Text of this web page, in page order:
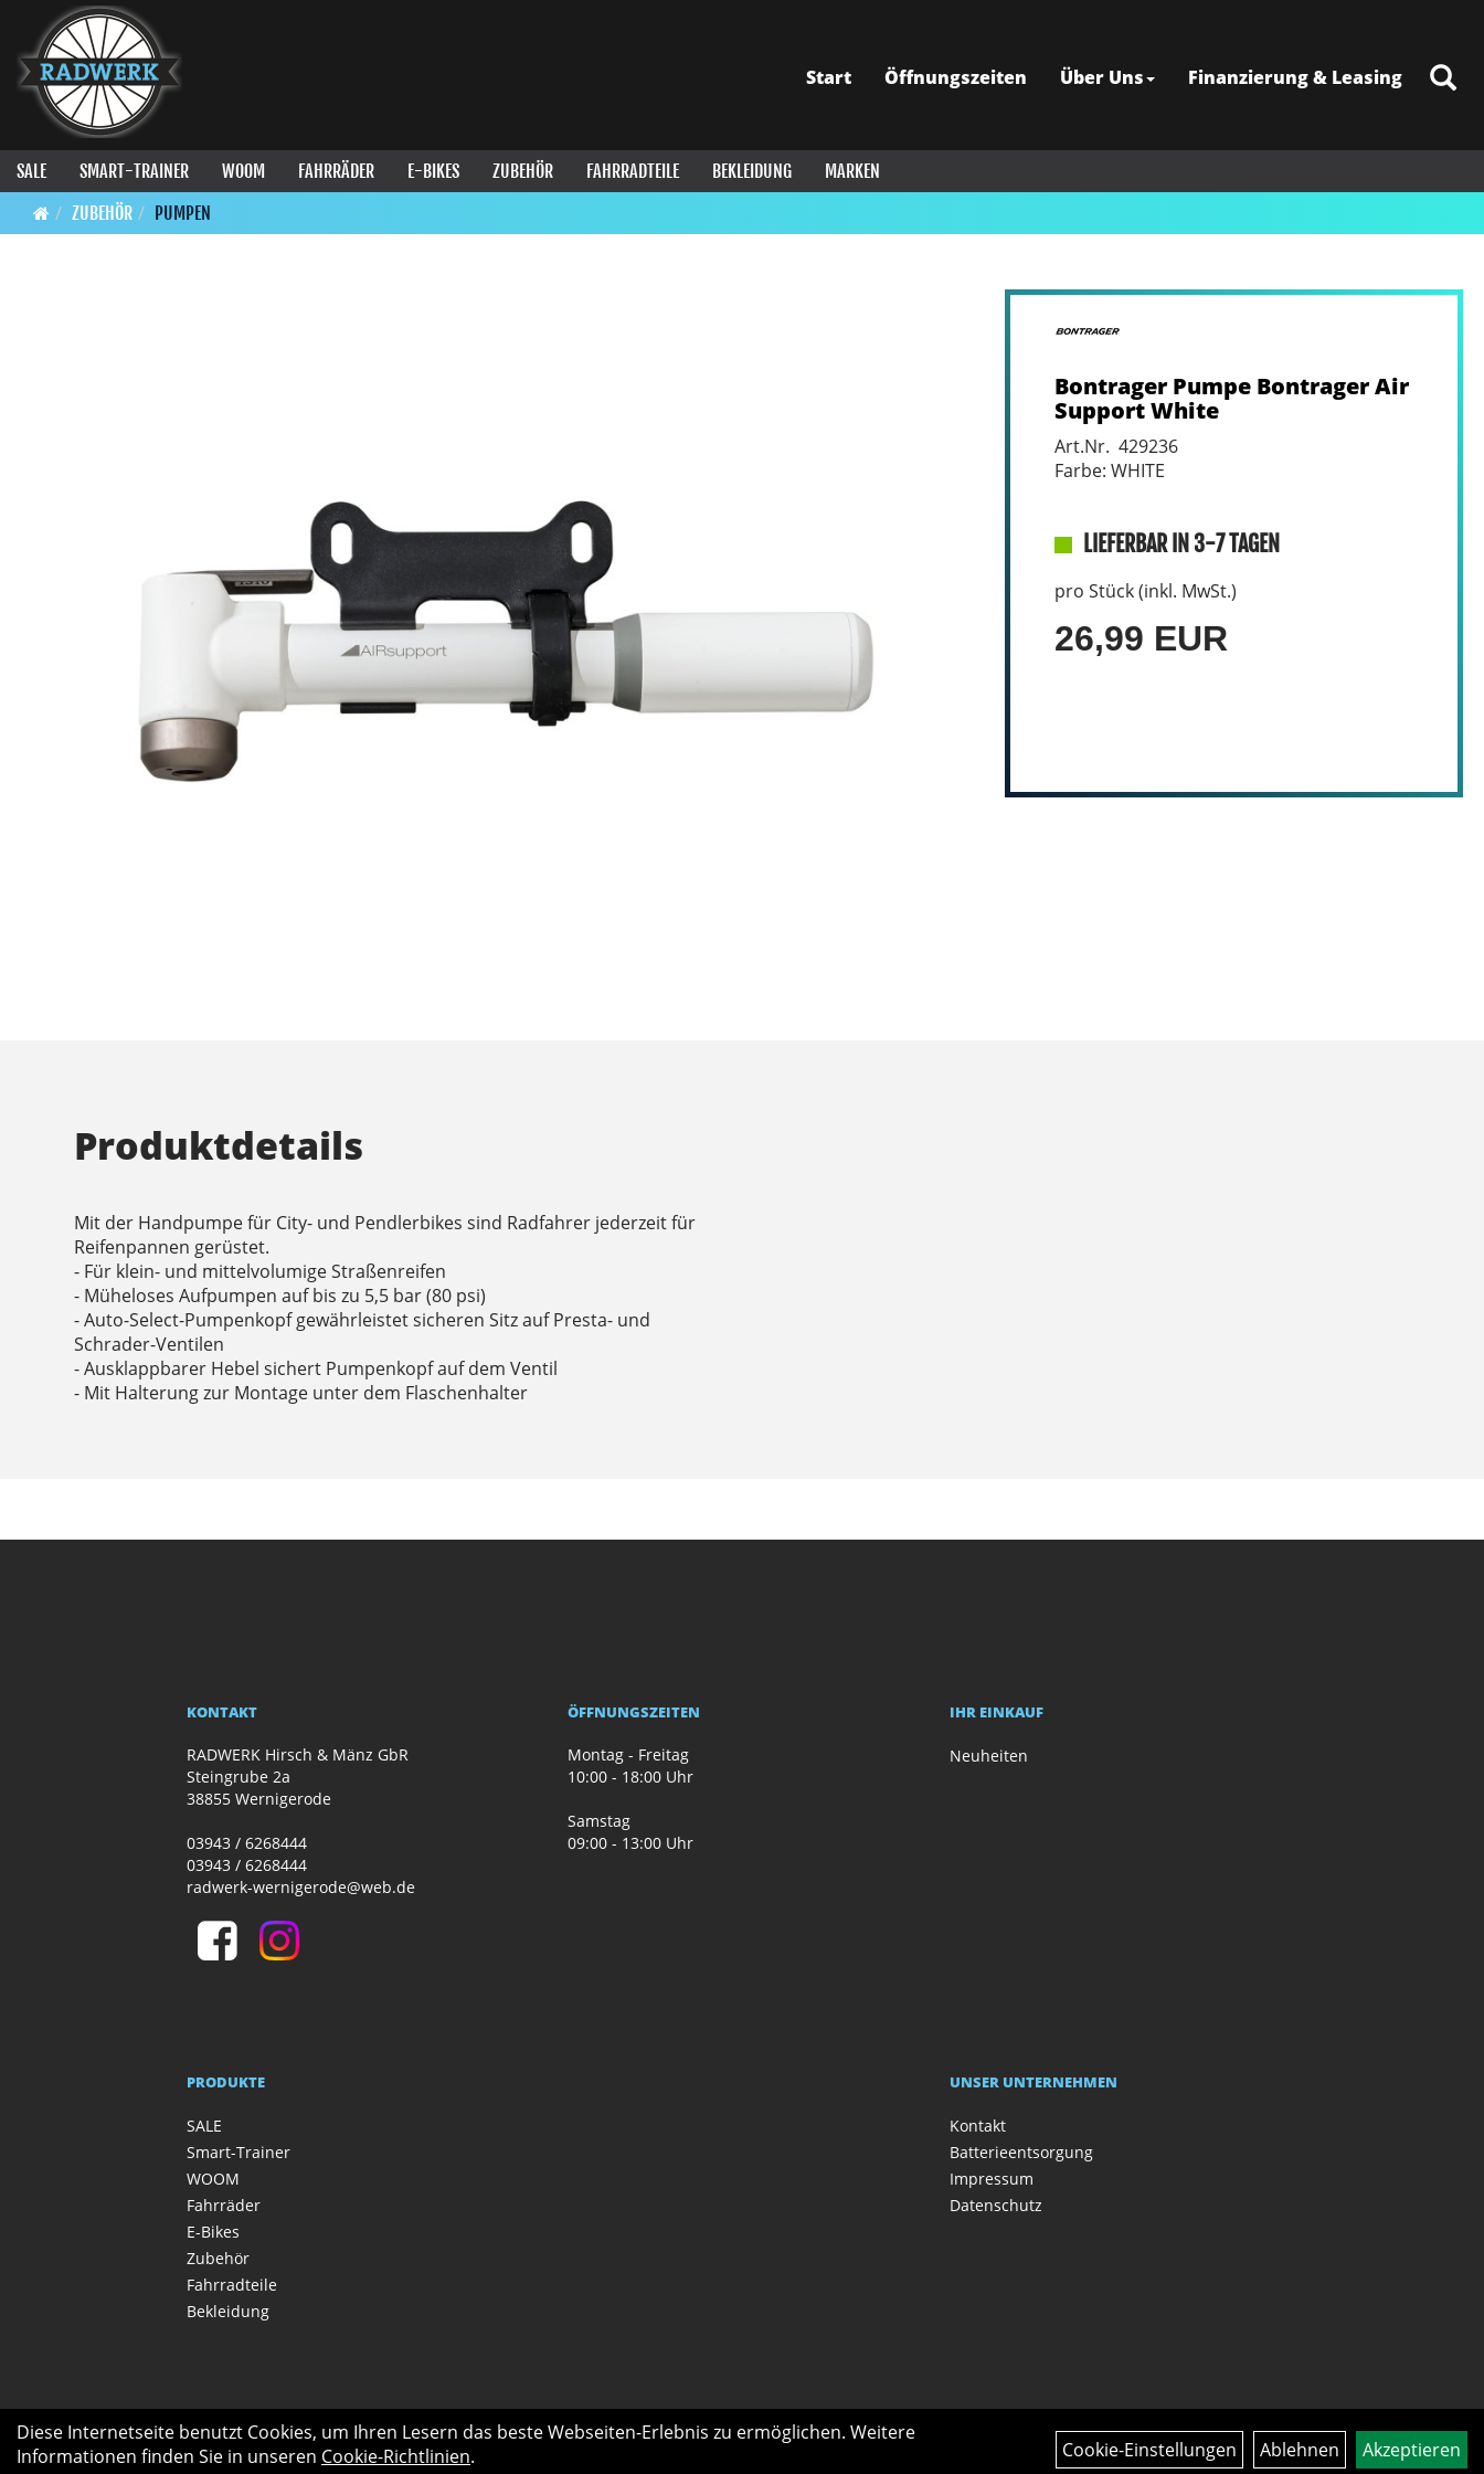
Start Öffnungszeiten Über Uns Finanzierung & Leasing
SALE SMART-TRAINER WOOM FAHRRÄDER E-BIKES ZUBEHÖR FAHRRADTEILE BEKLEIDUNG
MARKEN
ZUBEHÖR
PUMPEN
Bontrager Pumpe Bontrager Air
Support White
Art.Nr. 429236
Farbe: WHITE
LIEFERBAR IN 3-7 TAGEN
pro Stück (inkl. MwSt.)
26,99 EUR
Produktdetails
Mit der Handpumpe für City- und Pendlerbikes sind Radfahrer jederzeit für
Reifenpannen gerüstet.
- Für klein- und mittelvolumige Straßenreifen
- Müheloses Aufpumpen auf bis zu 5,5 bar (80 psi)
- Auto-Select-Pumpenkopf gewährleistet sicheren Sitz auf Presta- und
Schrader-Ventilen
- Ausklappbarer Hebel sichert Pumpenkopf auf dem Ventil
- Mit Halterung zur Montage unter dem Flaschenhalter
KONTAKT
RADWERK Hirsch & Mänz GbR
Steingrube 2a
38855 Wernigerode
03943 / 6268444
03943 / 6268444
radwerk-wernigerode@web.de
ÖFFNUNGSZEITEN
Montag - Freitag
10:00 - 18:00 Uhr
Samstag
09:00 - 13:00 Uhr
IHR EINKAUF
Neuheiten
PRODUKTE
SALE
Smart-Trainer
WOOM
Fahrräder
E-Bikes
Zubehör
Fahrradteile
Bekleidung
UNSER UNTERNEHMEN
Kontakt
Batterieentsorgung
Impressum
Datenschutz
Diese Internetseite benutzt Cookies, um Ihren Lesern das beste Webseiten-Erlebnis zu ermöglichen. Weitere
Informationen finden Sie in unseren Cookie-Richtlinien. Cookie-Einstellungen Ablehnen Akzeptieren